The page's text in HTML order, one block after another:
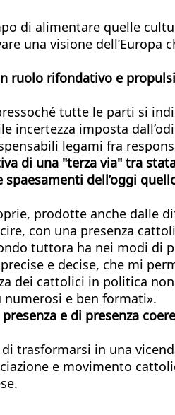
di alimentare quelle
una visione dell’Europa
ruolo rifondativo e
tutte le parti si
imposta
legami fra
di una "terza via" tra
dell’oggi
prodotte anche dalle
con una presenza
tuttora ha nei modi di
e decise, che mi
dei cattolici in politica
e ben formati».
e di presenza
trasformarsi in una
e movimento